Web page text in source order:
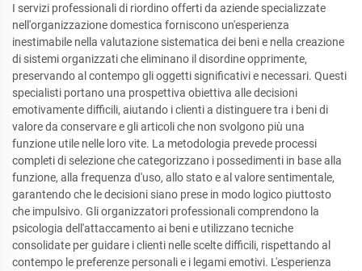
I servizi professionali di riordino offerti da aziende specializzate
nell'organizzazione domestica forniscono un'esperienza
inestimabile nella valutazione sistematica dei beni e nella creazione
di sistemi organizzati che eliminano il disordine opprimente,
preservando al contempo gli oggetti significativi e necessari. Questi
specialisti portano una prospettiva obiettiva alle decisioni
emotivamente difficili, aiutando i clienti a distinguere tra i beni di
valore da conservare e gli articoli che non svolgono più una
funzione utile nelle loro vite. La metodologia prevede processi
completi di selezione che categorizzano i possedimenti in base alla
funzione, alla frequenza d'uso, allo stato e al valore sentimentale,
garantendo che le decisioni siano prese in modo logico piuttosto
che impulsivo. Gli organizzatori professionali comprendono la
psicologia dell'attaccamento ai beni e utilizzano tecniche
consolidate per guidare i clienti nelle scelte difficili, rispettando al
contempo le preferenze personali e i legami emotivi. L'esperienza